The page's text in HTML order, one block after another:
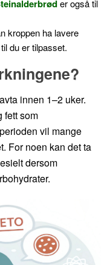
er også til
kroppen ha lavere
du er tilpasset.
innen 1–2 uker.
fett som
vil mange
For noen kan det ta
dersom